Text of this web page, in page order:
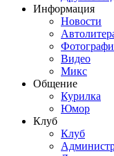
Информация
Новости
Видео
Микс
Общение
Курилка
Юмор
Клуб
Клуб